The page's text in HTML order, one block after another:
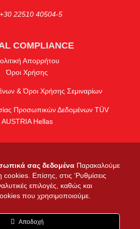
22510 40504-5
COMPLIANCE
Απορρήτου
Όροι Χρήσης
& Όροι Χρήσης Σεμιναρίων
Προσωπικών Δεδομένων TÜV
AUSTRIA Hellas
απευθύνονται
σας δεδομένα Παρακαλούμε
cookies. Επίσης, στις ‘Ρυθμίσεις
επιλογές, καθώς και
που χρησιμοποιούμε.
Αποδοχή